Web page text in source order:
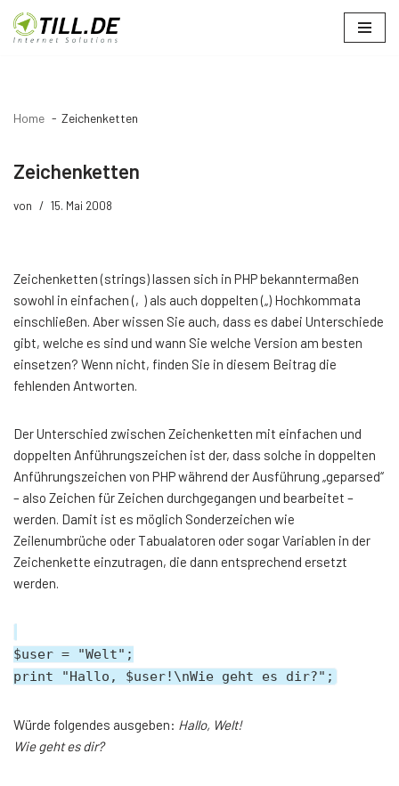
Zum
Home Zeichenketten
Zeichenketten
von 15. Mai 2008
Zeichenketten (strings) lassen sich in PHP bekanntermaßen
sowohl in einfachen (‚) als auch doppelten („) Hochkommata
einschließen. Aber wissen Sie auch, dass es dabei Unterschiede
gibt, welche es sind und wann Sie welche Version am besten
einsetzen? Wenn nicht, finden Sie in diesem Beitrag die
fehlenden Antworten.
Der Unterschied zwischen Zeichenketten mit einfachen und
doppelten Anführungszeichen ist der, dass solche in doppelten
Anführungszeichen von PHP während der Ausführung „geparsed“
– also Zeichen für Zeichen durchgegangen und bearbeitet –
werden. Damit ist es möglich Sonderzeichen wie
Zeilenumbrüche oder Tabualatoren oder sogar Variablen in der
Zeichenkette einzutragen, die dann entsprechend ersetzt
werden.
$user = "Welt";
print "Hallo, $user!\nWie geht es dir?";
Würde folgendes ausgeben: Hallo, Welt!
Wie geht es dir?